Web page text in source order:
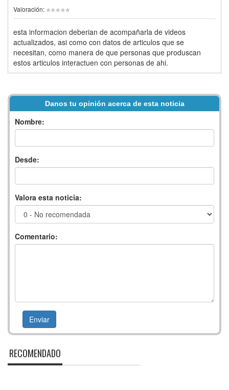
Valoración:
esta informacion deberian de acompañarla de videos
actualizados, asi como con datos de articulos que se
necesitan, como manera de que personas que produscan
estos articulos interactuen con personas de ahi.
Danos tu opinión acerca de esta noticia
Nombre:
Desde:
Valora esta noticia:
Comentario:
RECOMENDADO